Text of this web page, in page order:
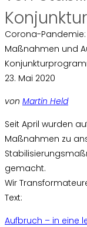
Corona-
Maßnahmen und
23. Mai 2020
von Martin Held
Seit April wurden
Maßnahmen zu
gemacht.
Wir
Text:
Aufbruch – in eine